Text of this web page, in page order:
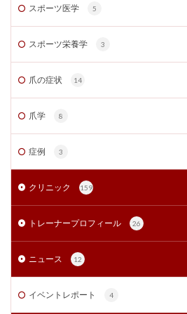
スポーツ医学 5
スポーツ栄養学 3
爪の症状 14
爪学 8
症例 3
クリニック 159
トレーナープロフィール 26
ニュース 12
イベントレポート 4